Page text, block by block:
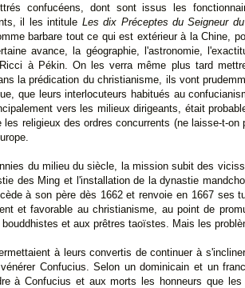
confucéens, dont sont issus les
il les intitule Les dix Préceptes du Seigneur
barbare tout ce qui est extérieur à la Chine,
avance, la géographie, l'astronomie,
à Pékin. On les verra même plus tard
la prédication du christianisme, ils vont
que leurs interlocuteurs habitués au
vers les milieux dirigeants, était
les religieux des ordres concurrents (ne laisse-t-
du milieu du siècle, la mission subit des
des Ming et l'installation de la dynastie
à son père dès 1662 et renvoie en 1667
et favorable au christianisme, au point de
et aux prêtres taoïstes. Mais les
à leurs convertis de continuer à
Confucius. Selon un dominicain et un
à Confucius et aux morts les honneurs que